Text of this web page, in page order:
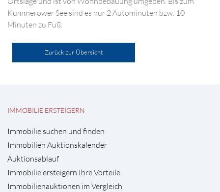
Kummerower See sind es nur 2 Autominuten bzw. 10
Minuten zu Fuß.
Zurück zur Übersicht
IMMOBILIE ERSTEIGERN
Immobilie suchen und finden
Immobilien Auktionskalender
Auktionsablauf
Immobilie ersteigern Ihre Vorteile
Immobilienauktionen im Vergleich